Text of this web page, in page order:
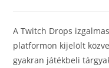
A Twitch Drops
platformon kijelölt
gyakran játékbeli